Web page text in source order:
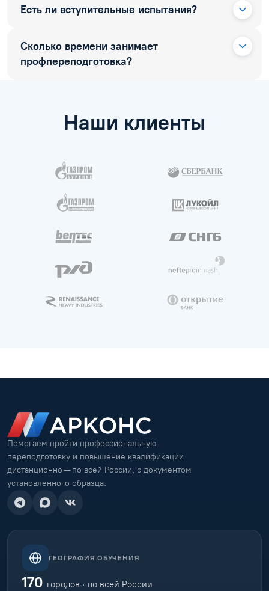
Есть ли вступительные испытания?
Сколько времени занимает
профпереподготовка?
Наши клиенты
Помогаем пройти профессиональную
переподготовку и повышение квалификации
дистанционно — по всей России, с документом
установленного образца.
ГЕОГРАФИЯ ОБУЧЕНИЯ
170 городов · по всей России